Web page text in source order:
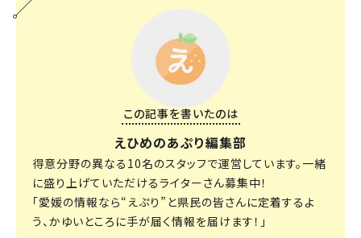
この記事を書いたのは
えひめのあぷり編集部
得意分野の異なる10名のスタッフで運営しています。一緒
に盛り上げていただけるライターさん募集中！
「愛媛の情報なら“えぷり”と県民の皆さんに定着するよ
う、かゆいところに手が届く情報を届けます！」